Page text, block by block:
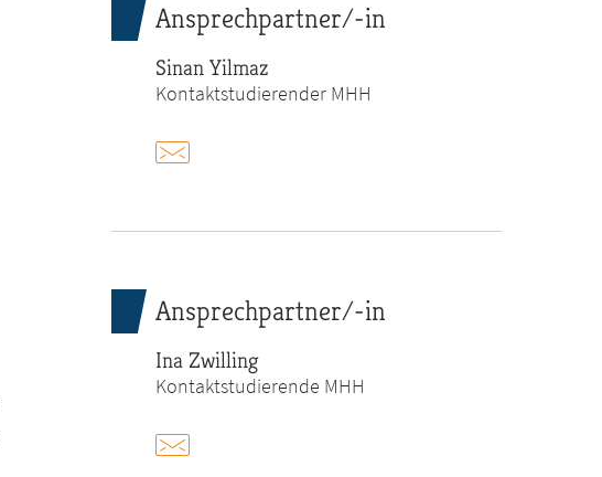
Ansprechpartner/-in
Sinan Yilmaz
Kontaktstudierender MHH
Ansprechpartner/-in
Ina Zwilling
Kontaktstudierende MHH